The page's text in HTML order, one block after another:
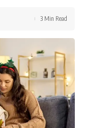
3 Min Read